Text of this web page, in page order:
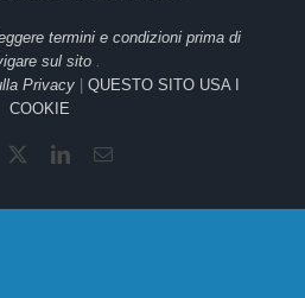
termini e condizioni prima di
sul sito .
Privacy
QUESTO SITO USA I
COOKIE
LinkedInEmail